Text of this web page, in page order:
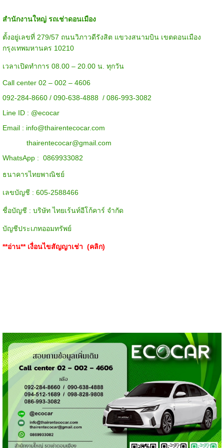
สำนักงานใหญ่ รถเช่าดอนเมือง
ตั้งอยู่เลขที่ 279/57 ถนนวิภาวดีรังสิต แขวงสนามบิน เขตดอนเมือง
กรุงเทพมหานคร 10210
เวลาเปิดทำการ 08.00 – 20.00 น. ทุกวัน
Call center 02 – 002 – 4606
092-284-8660 / 090-638-4888 / 086-993-3082
Line ID : @ecocar
Email : info@thairentecocar.com
thairentecocar@gmail.com
WhatsApp : 0869933082
ธนาคารไทยพาณิชย์
เลขบัญชี : 605-2588466
ชื่อบัญชี : บริษัท ไทยเร้นท์อีโก้คาร์ จำกัด
บัญชีประเภทออมทรัพย์
**อ่าน** เงื่อนไขสัญญาเช่า (คลิก)